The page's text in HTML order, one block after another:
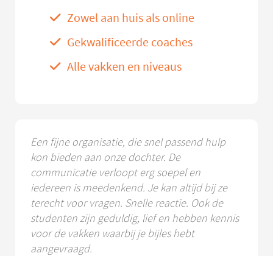
Zowel aan huis als online
Gekwalificeerde coaches
Alle vakken en niveaus
Een fijne organisatie, die snel passend hulp
kon bieden aan onze dochter. De
communicatie verloopt erg soepel en
iedereen is meedenkend. Je kan altijd bij ze
terecht voor vragen. Snelle reactie. Ook de
studenten zijn geduldig, lief en hebben kennis
voor de vakken waarbij je bijles hebt
aangevraagd.